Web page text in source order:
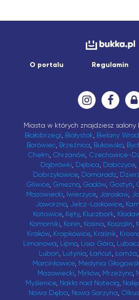
O portalu Regulamin
Miasta w których znajdziesz salony
Białobrzegi, Białystok, Bielany
Borówiec, Brzeźnica, Bukowsko,
Chełm, Chrzanów, Czechowice-
Dąbrówki, Dębica, Dobczyce,
Dobrzykowice, Domaradz,
Gliwice, Gniezno, Godów, Gostyń,
Mazowiecki, Iwierzyce, Jarosław,
Jaworzno, Jelcz-Laskowice,
Katowice, Kęty, Kluczbork,
Komorniki, Konin, Kosina, Koszalin,
Kraków, Krapkowice, Kraśnik,
Limanowa, Lipno, Lisia Góra,
Luboń, Lutynia, Łańcut, Łomża,
Marcinkowice, Medynia
Mazowiecki, Mirków, Mrzeżyno,
Myślenice, Nakło nad Notecią,
Nowa Dęba, Nowa Sarzyna,